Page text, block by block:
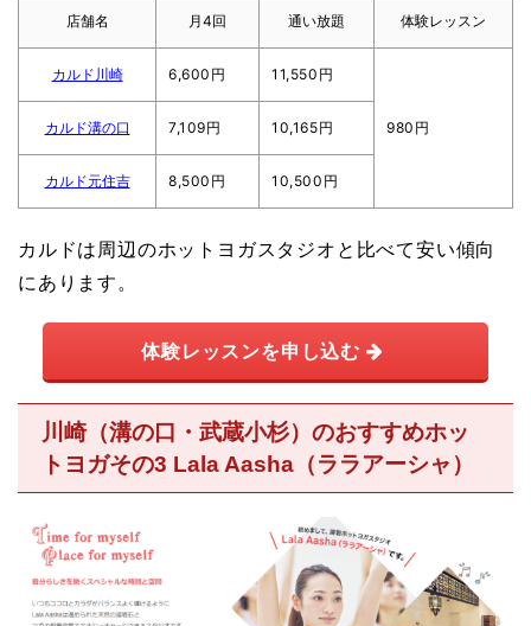
店舗名 月4回 通い放題 体験レッスン
カルド川崎 6,600円 11,550円
980円
カルド溝の口 7,109円 10,165円
カルド元住吉 8,500円 10,500円
カルドは周辺のホットヨガスタジオと比べて安い傾向
にあります。
体験レッスンを申し込む
川崎（溝の口・武蔵小杉）のおすすめホッ
トヨガその3 Lala Aasha（ララアーシャ）